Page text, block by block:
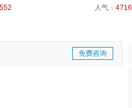
人气： 4716
免费咨询